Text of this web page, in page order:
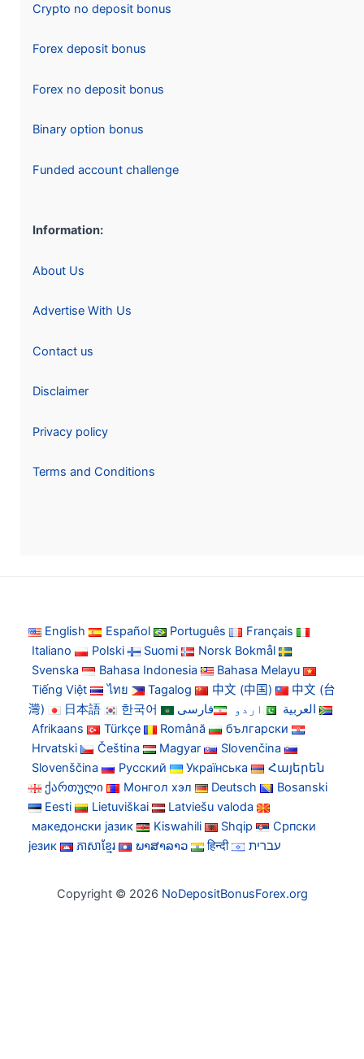
Crypto no deposit bonus
Forex deposit bonus
Forex no deposit bonus
Binary option bonus
Funded account challenge
Information:
About Us
Advertise With Us
Contact us
Disclaimer
Privacy policy
Terms and Conditions
English Español Português
Français
Italiano
Polski Suomi
Norsk Bokmål
Svenska
Bahasa Indonesia
Bahasa Melayu
Tiếng Việt
ไทย Tagalog 中文 (中国)
中文 (台
灣)
日本語 한국어 العربية اردو
فارسی
Afrikaans
Türkçe Română
български
Hrvatski
Čeština Magyar
Slovenčina
Slovenščina
Русский Українська
Հայերեն
ქართული
Монгол хэл Deutsch
Bosanski
Eesti
Lietuviškai
Latviešu valoda
македонски јазик
Kiswahili Shqip
Српски
језик
ភាសាខ្មែរ ພາສາລາວ हिन्दी עברית
Copyright © 2026 NoDepositBonusForex.org